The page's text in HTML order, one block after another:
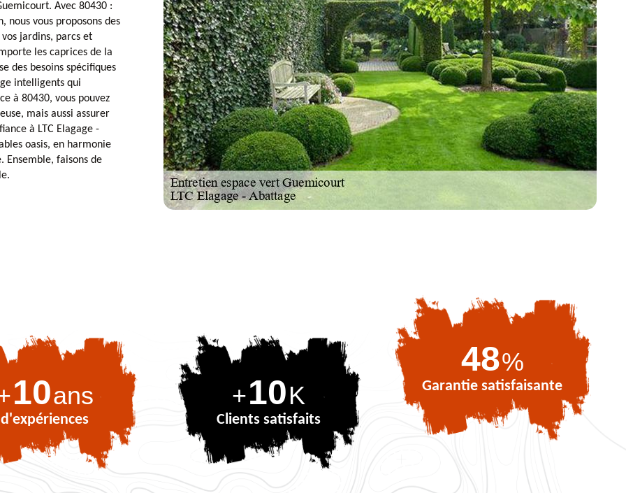
Avec 80430 :
nous vous proposons des
jardins, parcs et
les caprices de la
des besoins spécifiques
intelligents qui
à 80430, vous pouvez
mais aussi assurer
à LTC Elagage -
oasis, en harmonie
Ensemble, faisons de
10ans
d'expériences
+10K
Clients satisfaits
71%
Garantie satisfaisante